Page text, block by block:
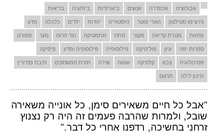
אבולוציה אכסדרה אנשים ביוגרפיות ביולוגיה בריאות
ג'רונימו סטילטון הארי פוטר היסטוריה יהדות ילדים כלכלה מדע
מחזות מנורת קריאה מקור מתח מתמטיקה נגד הרוח נוער ספורט
ספרות יפה עיון פוליטיקה פילוסופיה פילוסופיה ומדע פיסיקה
פסיכולוגיה צבא קלסיקה שואה שירה תורת המשחקים תיבת פנדורין
תיכון לילה תרגום
"אבל כל חיים משאירים סימן, כל אונייה משאירה
שובל, ולמרות שהרבה פעמים זה היה רק נצנוץ
זרחני בחשיכה, רדפנו אחרי כל דבר."